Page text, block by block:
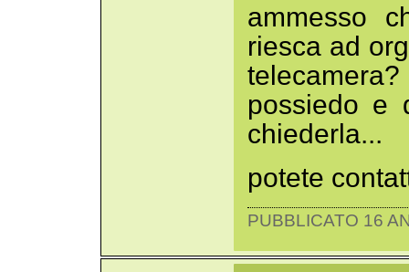
ammesso
riesca ad
possiedo
chiederla...
potete
PUBBLICATO 16